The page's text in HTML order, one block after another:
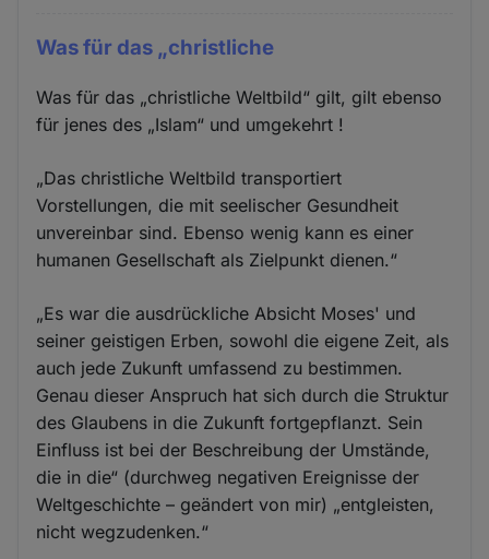
Was für das „christliche
Was für das „christliche Weltbild“ gilt, gilt ebenso
für jenes des „Islam“ und umgekehrt !
„Das christliche Weltbild transportiert
Vorstellungen, die mit seelischer Gesundheit
unvereinbar sind. Ebenso wenig kann es einer
humanen Gesellschaft als Zielpunkt dienen.“
„Es war die ausdrückliche Absicht Moses' und
seiner geistigen Erben, sowohl die eigene Zeit, als
auch jede Zukunft umfassend zu bestimmen.
Genau dieser Anspruch hat sich durch die Struktur
des Glaubens in die Zukunft fortgepflanzt. Sein
Einfluss ist bei der Beschreibung der Umstände,
die in die“ (durchweg negativen Ereignisse der
Weltgeschichte – geändert von mir) „entgleisten,
nicht wegzudenken.“